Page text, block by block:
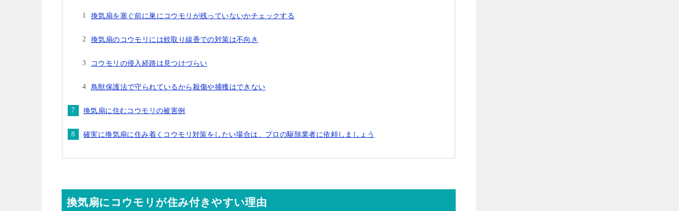
換気扇を塞ぐ前に巣にコウモリが残っていないかチェックする
換気扇のコウモリには蚊取り線香での対策は不向き
コウモリの侵入経路は見つけづらい
鳥獣保護法で守られているから殺傷や捕獲はできない
換気扇に住むコウモリの被害例
確実に換気扇に住み着くコウモリ対策をしたい場合は、プロの駆除業者に依頼しましょう
換気扇にコウモリが住み付きやすい理由